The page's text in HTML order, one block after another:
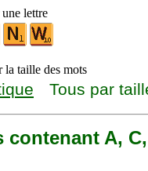
lettre
la taille des mots
Tous par
contenant A,